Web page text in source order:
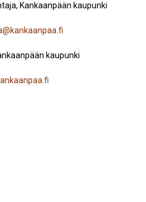
Kankaanpään kaupunki
kaupunki